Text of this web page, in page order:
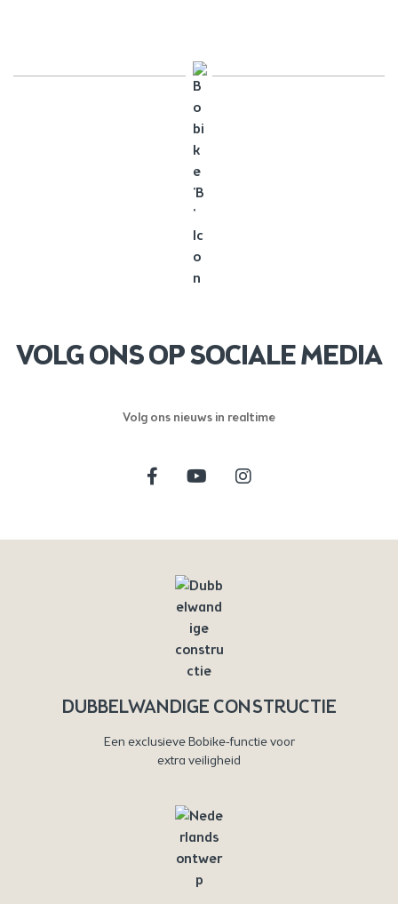
VOLG ONS OP SOCIALE MEDIA
Volg ons nieuws in realtime
DUBBELWANDIGE CONSTRUCTIE
Een exclusieve Bobike-functie voor
extra veiligheid